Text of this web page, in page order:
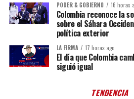
PODER & GOBIERNO 16 horas
Colombia reconoce la
sobre el Sáhara
política exterior
LA FIRMA 17 horas ago
El día que Colombia
siguió igual
TENDENCIA